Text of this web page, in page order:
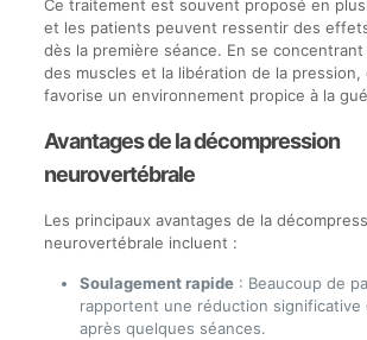
Ce traitement est souvent proposé en
et les patients peuvent ressentir des
dès la première séance. En se
des muscles et la libération de la
favorise un environnement propice à la
Avantages de la décompression
neurovertébrale
Les principaux avantages de la
neurovertébrale incluent :
Soulagement rapide: Beaucoup de
rapportent une réduction significative
après quelques séances.